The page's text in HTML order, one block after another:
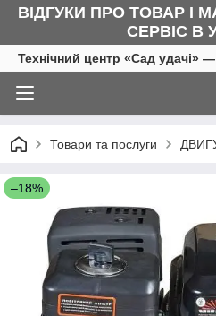
ВІДГУКИ ПРО ТОВАР І
СЕРВІС В
Технічний центр «Сад удачі»
Товари та послуги
–18%